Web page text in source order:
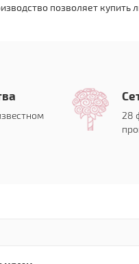
позволяет
28